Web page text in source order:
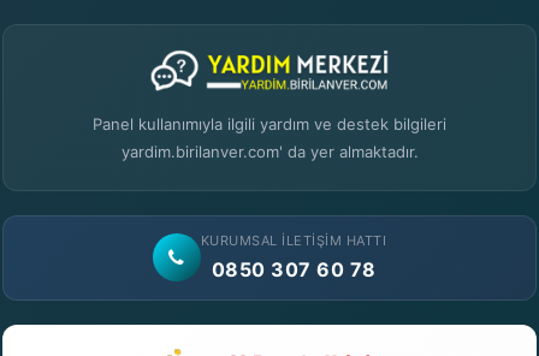
Panel kullanımıyla ilgili yardım ve destek bilgileri
yardim.birilanver.com' da yer almaktadır.
KURUMSAL İLETIŞIM HATTI
0850 307 60 78